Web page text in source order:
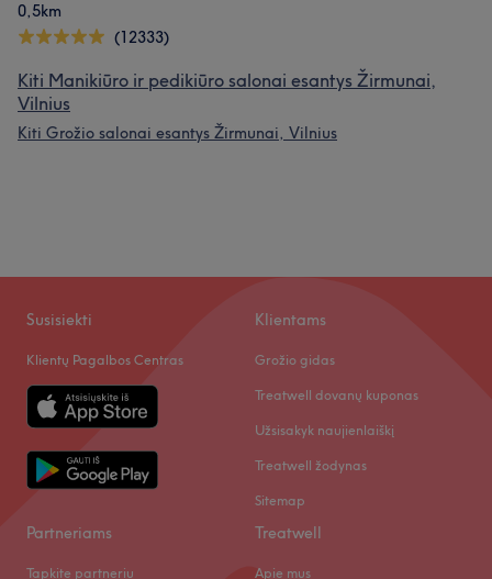
0,5km
(12333)
Kiti Manikiūro ir pedikiūro salonai esantys Žirmunai,
Vilnius
Kiti Grožio salonai esantys Žirmunai, Vilnius
Susisiekti
Klientų Pagalbos Centras
Klientams
Grožio gidas
Treatwell dovanų kuponas
Užsisakyk naujienlaiškį
Treatwell žodynas
Sitemap
Partneriams
Tapkite partneriu
Treatwell
Apie mus